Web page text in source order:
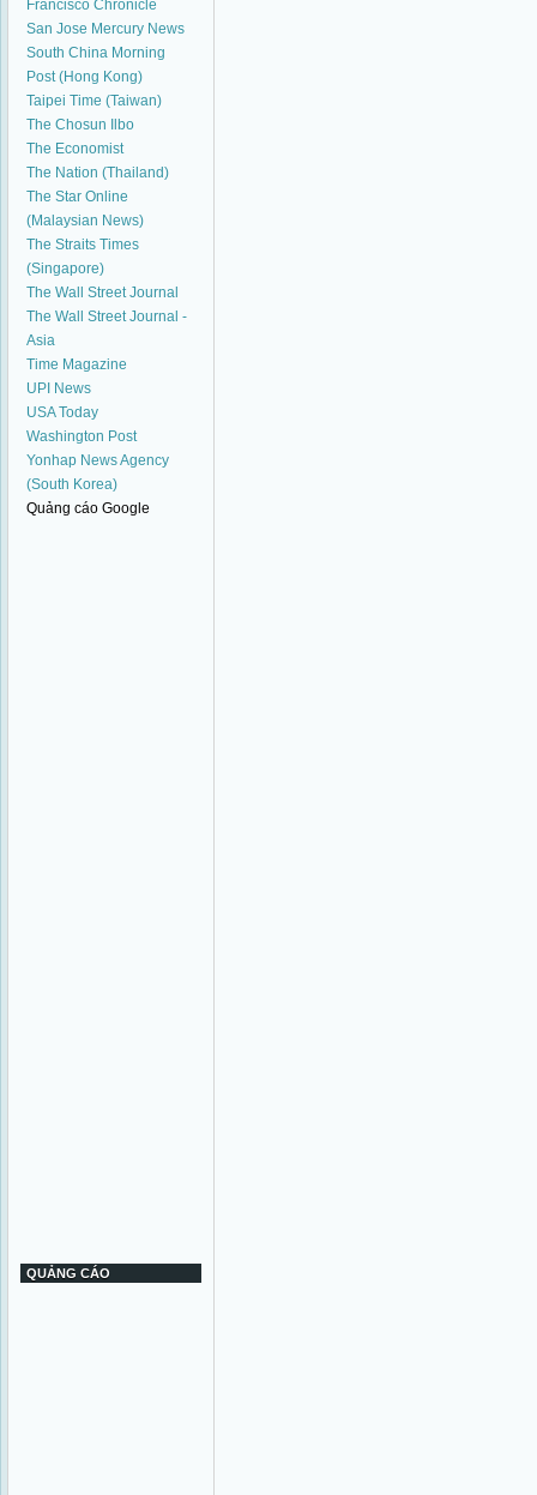
Francisco Chronicle
San Jose Mercury News
South China Morning
Post (Hong Kong)
Taipei Time (Taiwan)
The Chosun Ilbo
The Economist
The Nation (Thailand)
The Star Online
(Malaysian News)
The Straits Times
(Singapore)
The Wall Street Journal
The Wall Street Journal -
Asia
Time Magazine
UPI News
USA Today
Washington Post
Yonhap News Agency
(South Korea)
Quảng cáo Google
QUẢNG CÁO